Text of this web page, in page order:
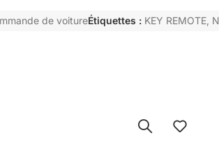
de voitureÉtiquettes : KEY REMOTE,